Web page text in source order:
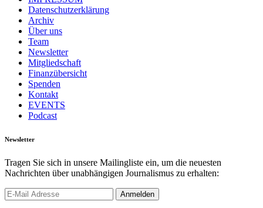
Datenschutzerklärung
Archiv
Über uns
Team
Newsletter
Mitgliedschaft
Finanzübersicht
Spenden
Kontakt
EVENTS
Podcast
Newsletter
Tragen Sie sich in unsere Mailingliste ein, um die neuesten
Nachrichten über unabhängigen Journalismus zu erhalten: